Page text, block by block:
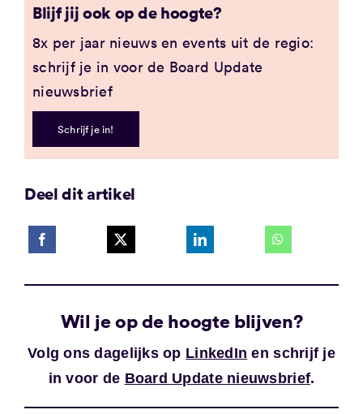
Blijf jij ook op de hoogte?
8x per jaar nieuws en events uit de regio:
schrijf je in voor de Board Update
nieuwsbrief
Schrijf je in!
Deel dit artikel
Wil je op de hoogte blijven?
Volg ons dagelijks op LinkedIn en schrijf je
in voor de Board Update nieuwsbrief.